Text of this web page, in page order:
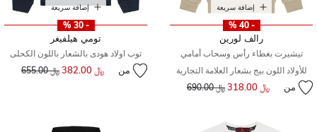
إضافة سريعة
- 40 %
رالف لورين
تيشيرت بغطاء رأس وسحاب أمامي
للأولاد اللون بيج بشعار العلامة التجارية
من ﷼ 318.00 سعر مخفض من﷼ 690.00
إضافة سريعة
- 30 %
تومي هيلفيغر
توب اولاد هودى بالشعار باللون الكحلى
من ﷼ 382.00 سعر مخفض من
﷼ 655.00 إلى